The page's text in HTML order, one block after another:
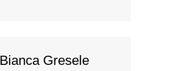
Bianca Gresele